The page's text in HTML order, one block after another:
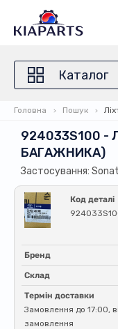
Каталог
Головна Пошук
924033S100 -
БАГАЖНИКА)
Застосування:
Код деталі
Бренд
Склад
Термін доставки
Замовлення до 17:00,
замовлення